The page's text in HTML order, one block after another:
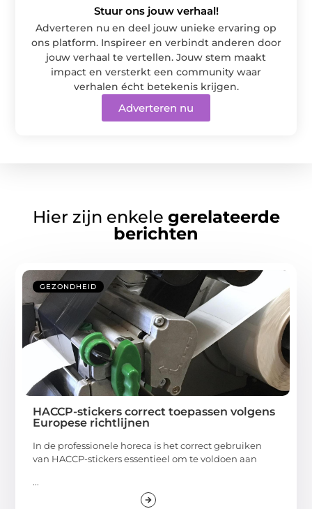
Stuur ons jouw verhaal!
Adverteren nu en deel jouw unieke ervaring op
ons platform. Inspireer en verbindt anderen door
jouw verhaal te vertellen. Jouw stem maakt
impact en versterkt een community waar
verhalen écht betekenis krijgen.
Adverteren nu
Hier zijn enkele gerelateerde
berichten
GEZONDHEID
HACCP-stickers correct toepassen volgens
Europese richtlijnen
In de professionele horeca is het correct gebruiken
van HACCP-stickers essentieel om te voldoen aan
...